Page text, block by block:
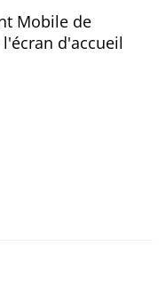
Mobile de
d'accueil